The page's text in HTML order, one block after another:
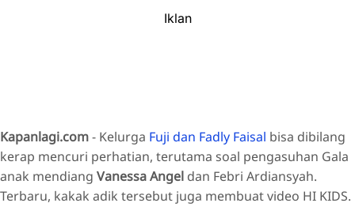
Iklan
Kapanlagi.com- Kelurga Fuji dan Fadly Faisal bisa dibilang
kerap mencuri perhatian, terutama soal pengasuhan Gala
anak mendiang Vanessa Angel dan Febri Ardiansyah.
Terbaru, kakak adik tersebut juga membuat video HI KIDS.